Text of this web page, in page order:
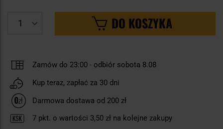
DO KOSZYKA
Zamów do 23:00 - odbiór sobota 8.08
Kup teraz, zapłać za 30 dni
Darmowa dostawa od 200 zł
7 pkt. o wartości 3,50 zł na kolejne zakupy